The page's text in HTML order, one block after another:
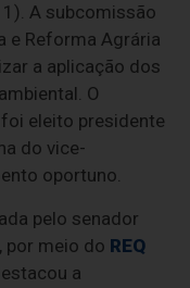
A subcomissão
e Reforma Agrária
a aplicação dos
O
eleito presidente
do vice-
oportuno.
pelo senador
por meio do REQ
a